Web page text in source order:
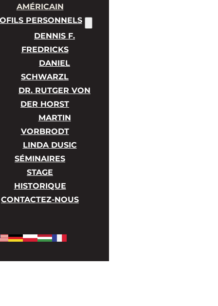
AMÉRICAIN
PERSONNELS
DENNIS F.
FREDRICKS
DANIEL
SCHWARZL
DR. RUTGER VON
DER HORST
MARTIN
VORBRODT
LINDA DUSIC
SÉMINAIRES
STAGE
HISTORIQUE
CONTACTEZ-NOUS